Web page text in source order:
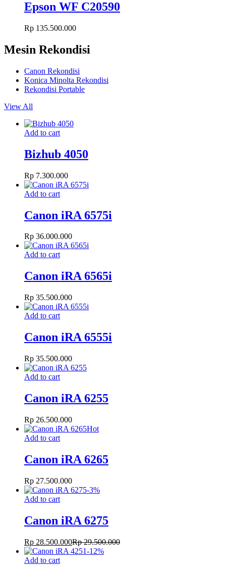
Epson WF C20590
Rp 135.500.000
Mesin Rekondisi
Canon Rekondisi
Konica Minolta Rekondisi
Rekondisi Portable
View All
Add to cart
Bizhub 4050
Rp 7.300.000
Add to cart
Canon iRA 6575i
Rp 36.000.000
Add to cart
Canon iRA 6565i
Rp 35.500.000
Add to cart
Canon iRA 6555i
Rp 35.500.000
Add to cart
Canon iRA 6255
Rp 26.500.000
Hot
Add to cart
Canon iRA 6265
Rp 27.500.000
-3%
Add to cart
Canon iRA 6275
Rp 28.500.000Rp29.500.000
-12%
Add to cart